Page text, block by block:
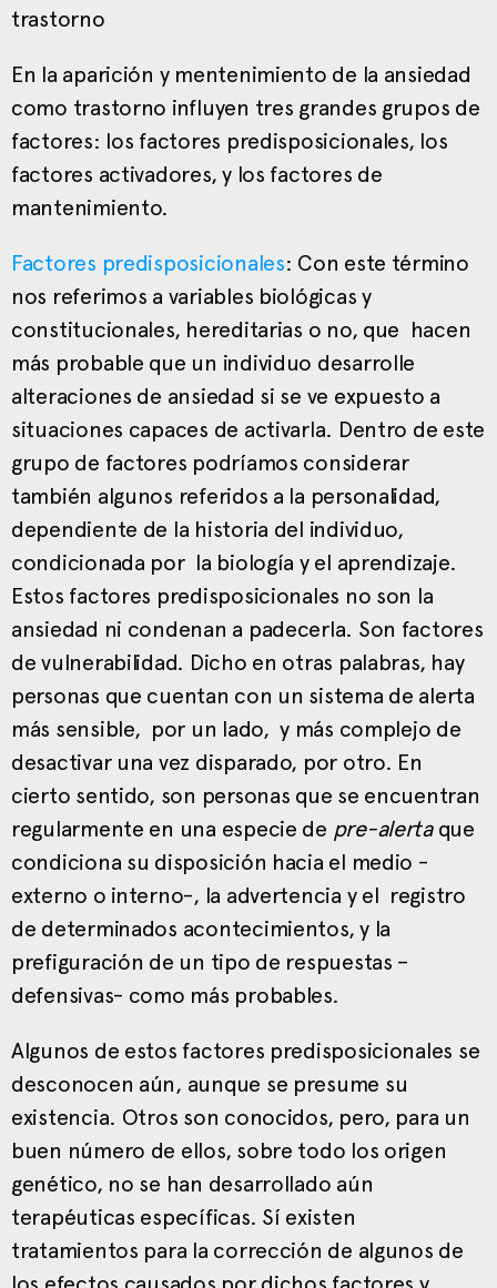
trastorno
En la aparición y mentenimiento de la ansiedad
como trastorno influyen tres grandes grupos de
factores: los factores predisposicionales, los
factores activadores, y los factores de
mantenimiento.
Factores predisposicionales: Con este término
nos referimos a variables biológicas y
constitucionales, hereditarias o no, que hacen
más probable que un individuo desarrolle
alteraciones de ansiedad si se ve expuesto a
situaciones capaces de activarla. Dentro de este
grupo de factores podríamos considerar
también algunos referidos a la personalidad,
dependiente de la historia del individuo,
condicionada por la biología y el aprendizaje.
Estos factores predisposicionales no son la
ansiedad ni condenan a padecerla. Son factores
de vulnerabilidad. Dicho en otras palabras, hay
personas que cuentan con un sistema de alerta
más sensible, por un lado, y más complejo de
desactivar una vez disparado, por otro. En
cierto sentido, son personas que se encuentran
regularmente en una especie de pre-alertaque
condiciona su disposición hacia el medio -
externo o interno-, la advertencia y el registro
de determinados acontecimientos, y la
prefiguración de un tipo de respuestas –
defensivas- como más probables.
Algunos de estos factores predisposicionales se
desconocen aún, aunque se presume su
existencia. Otros son conocidos, pero, para un
buen número de ellos, sobre todo los origen
genético, no se han desarrollado aún
terapéuticas específicas. Sí existen
tratamientos para la corrección de algunos de